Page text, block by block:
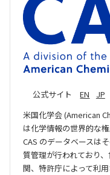
公式サイトEN
JP
米国化学会 (American
は化学情報の世界的な権
CAS のデータベースは
質管理が行われており
関、特許庁によって利用